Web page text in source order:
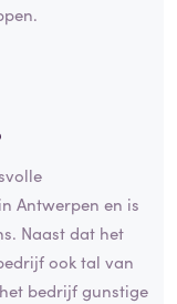
Antwerpen en is
Naast dat het
ook tal van
bedrijf gunstige